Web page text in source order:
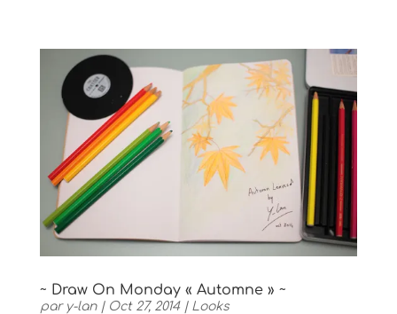
~ Draw On Monday « Automne » ~
par y-lan| Oct 27, 2014| Looks